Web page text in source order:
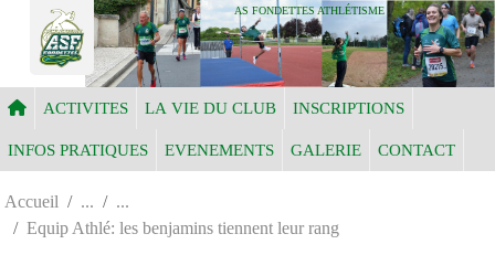
AS FONDETTES ATHLÉTISME
ACTIVITES LA VIE DU CLUB INSCRIPTIONS
INFOS PRATIQUES EVENEMENTS GALERIE CONTACT
Accueil
Equip Athlé: les benjamins tiennent leur rang
Panneau de gestion des cookies